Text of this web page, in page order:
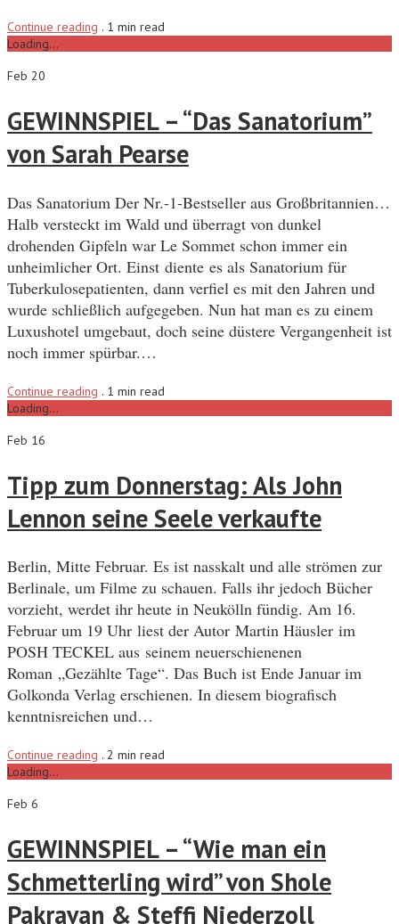
Continue reading . 1 min read
Loading...
Feb 20
GEWINNSPIEL – “Das Sanatorium”
von Sarah Pearse
Das Sanatorium Der Nr.-1-Bestseller aus Großbritannien…
Halb versteckt im Wald und überragt von dunkel
drohenden Gipfeln war Le Sommet schon immer ein
unheimlicher Ort. Einst diente es als Sanatorium für
Tuberkulosepatienten, dann verfiel es mit den Jahren und
wurde schließlich aufgegeben. Nun hat man es zu einem
Luxushotel umgebaut, doch seine düstere Vergangenheit ist
noch immer spürbar.…
Continue reading . 1 min read
Loading...
Feb 16
Tipp zum Donnerstag: Als John
Lennon seine Seele verkaufte
Berlin, Mitte Februar. Es ist nasskalt und alle strömen zur
Berlinale, um Filme zu schauen. Falls ihr jedoch Bücher
vorzieht, werdet ihr heute in Neukölln fündig. Am 16.
Februar um 19 Uhr liest der Autor Martin Häusler im
POSH TECKEL aus seinem neuerschienenen
Roman „Gezählte Tage“. Das Buch ist Ende Januar im
Golkonda Verlag erschienen. In diesem biografisch
kenntnisreichen und…
Continue reading . 2 min read
Loading...
Feb 6
GEWINNSPIEL – “Wie man ein
Schmetterling wird” von Shole
Pakravan & Steffi Niederzoll